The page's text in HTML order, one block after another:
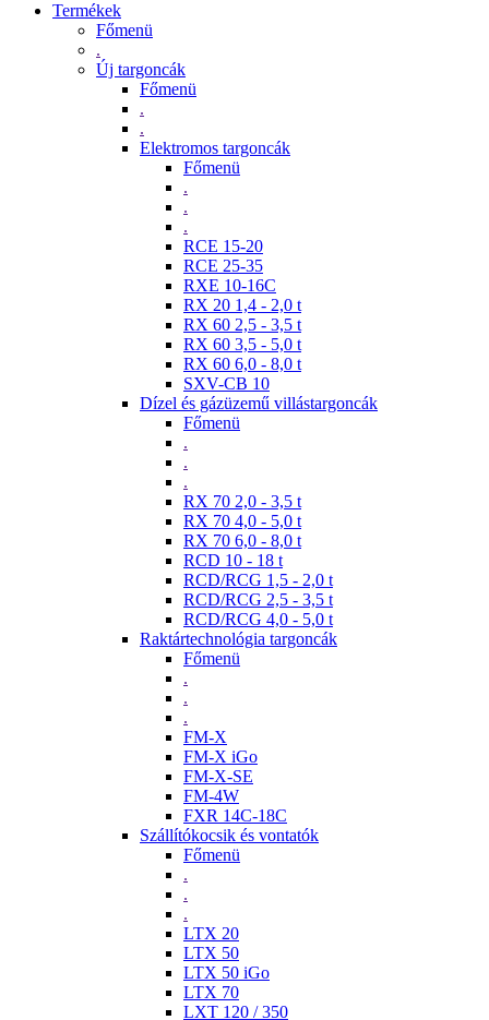
Termékek
Főmenü
.
Új targoncák
Főmenü
.
.
Elektromos targoncák
Főmenü
.
.
.
RCE 15-20
RCE 25-35
RXE 10-16C
RX 20 1,4 - 2,0 t
RX 60 2,5 - 3,5 t
RX 60 3,5 - 5,0 t
RX 60 6,0 - 8,0 t
SXV-CB 10
Dízel és gázüzemű villástargoncák
Főmenü
.
.
.
RX 70 2,0 - 3,5 t
RX 70 4,0 - 5,0 t
RX 70 6,0 - 8,0 t
RCD 10 - 18 t
RCD/RCG 1,5 - 2,0 t
RCD/RCG 2,5 - 3,5 t
RCD/RCG 4,0 - 5,0 t
Raktártechnológia targoncák
Főmenü
.
.
.
FM-X
FM-X iGo
FM-X-SE
FM-4W
FXR 14C-18C
Szállítókocsik és vontatók
Főmenü
.
.
.
LTX 20
LTX 50
LTX 50 iGo
LTX 70
LXT 120 / 350